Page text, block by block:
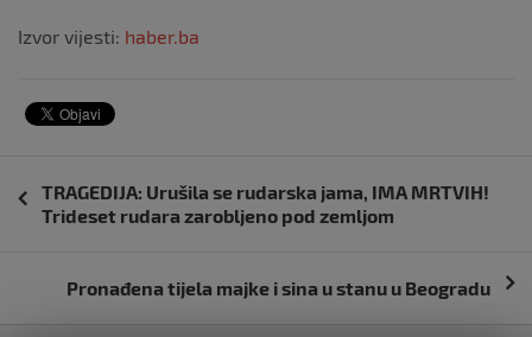
Izvor vijesti: haber.ba
objava
TRAGEDIJA: Urušila se rudarska jama, IMA MRTVIH!
Trideset rudara zarobljeno pod zemljom
Pronađena tijela majke i sina u stanu u Beogradu